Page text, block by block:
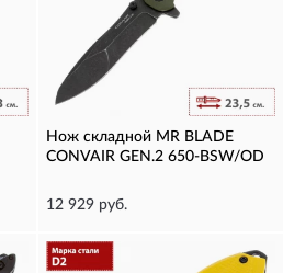
Нож складной MR BLADE
CONVAIR GEN.2 650-BSW/OD
12 929 руб.